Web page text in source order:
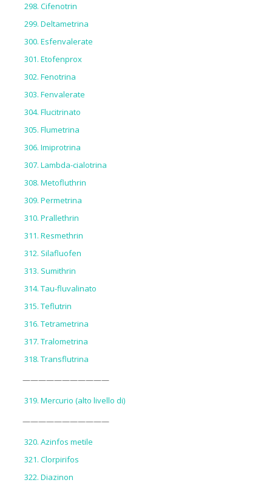
Cifenotrin
Deltametrina
Esfenvalerate
Etofenprox
Fenotrina
Fenvalerate
Flucitrinato
Flumetrina
Imiprotrina
Lambda-cialotrina
Metofluthrin
Permetrina
Prallethrin
Resmethrin
Silafluofen
Sumithrin
Tau-fluvalinato
Teflutrin
Tetrametrina
Tralometrina
Transflutrina
———————————
Mercurio (alto livello di)
———————————
Azinfos metile
Clorpirifos
Diazinon